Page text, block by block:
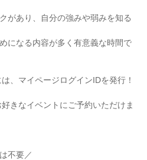
があり、自分の強みや弱みを知る
になる内容が多く有意義な時間で
、マイページログインIDを発行！
きなイベントにご予約いただけま
不要／